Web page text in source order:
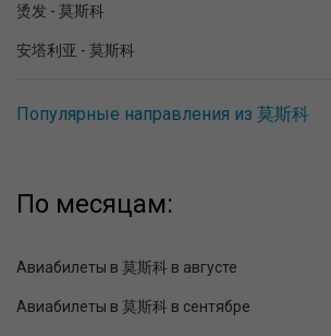
烫发 - 莫斯科
安塔利亚 - 莫斯科
Популярные направления из 莫斯科
По месяцам:
Авиабилеты в 莫斯科 в августе
Авиабилеты в 莫斯科 в сентябре